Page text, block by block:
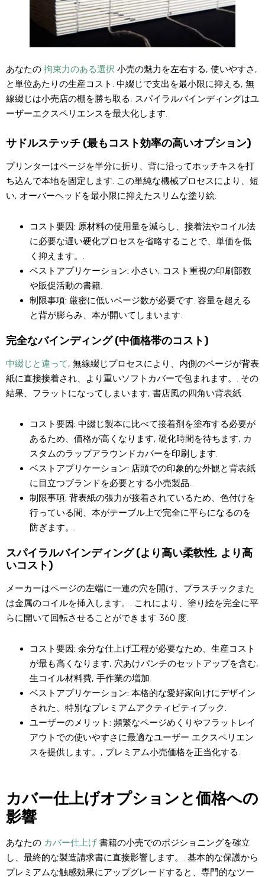
あなたの 拘束力のある選択 小売の魅力を左右する, 使いやすさ,
と単位あたりの生産コスト. 中綴じで支出を最小限に抑える, 無
線綴じは小売店の棚を勝ち取る, スパイラルバインディングはユ
ーザーエクスペリエンスを最大化します.
サドルステッチ (最もコスト効率の高いオプション)
プリンターはページを半分に折り、背に沿ってホッチキスを打
ち込んで本地を固定します. この単純な機械プロセスにより、短
い, オーバーヘッドを最小限に抑えたスリムな塗り絵.
コスト要因: 原材料の使用量を減らし、接着法やコイル法
に必要な遅い硬化プロセスを省略することで、単価を低
く抑えます。.
ベストアプリケーション: 小さい, コスト重視の印刷部数
や販促活動の書籍.
制限事項: 厳密に低いページ数が必要です. 容量を超える
と背が膨らみ、本が開いてしまいます.
完全なバインディング (中価格帯のコスト)
中綴じと違って, 無線綴じプロセスにより、内側のページが背表
紙に直接接着され、より重いソフトカバーで包まれます。. その
結果、フラットになってしまいます, 書店風の四角い背表紙.
コスト要因: 中綴じ製本に比べて接着剤を塗布する必要が
あるため、価格が高くなります, 硬化時間を待ちます, カ
スタムのラップアラウンドカバーを印刷します.
ベストアプリケーション: 店頭での印象的な外観と背表紙
に目立つブランドを必要とする小売製品.
制限事項: 背表紙の張力が接着されているため、色付けを
行っている間、本がテーブル上で完全に平らになるのを
防ぎます。.
スパイラルバインディング (より高い柔軟性, より高
いコスト)
メーカーはページの左端に一連の穴を開け、プラスチックまた
は金属のコイルを挿入します。. これにより、塗り絵を完全に平
らに開いて回転させることができます 360 度.
コスト要因: 余分な仕上げ工程が必要なため、生産コスト
が最も高くなります, 穴あけパンチのセットアップを含む,
生コイル材料費, 手作業の増加.
ベストアプリケーション: 本格的な愛好家向けにデザイン
された、特別なプレミアムアクティビティブック.
ユーザーのメリット: 頻繁なページめくりやフラットレイ
アウトでの使いやすさに最適なユーザー エクスペリエン
スを提供します。, プレミアム小売価格を正当化する.
カバー仕上げオプションと価格への
影響
あなたの カバー仕上げ 書籍の小売でのポジショニングを確立
し、最終的な製造請求書に直接影響します。. 基本的な保護から
プレミアムな触感効果にアップグレードすると、専門的なツー